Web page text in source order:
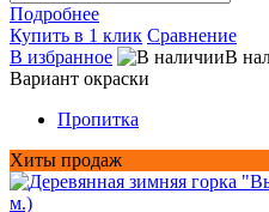
Подробнее
Купить в 1 клик Сравнение
В избранное
В
Вариант окраски
Пропитка
Хиты продаж